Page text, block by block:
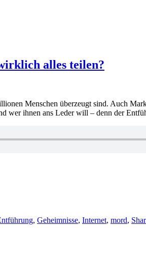
alles teilen?
Menschen überzeugt sind. Auch
wer ihnen ans Leder will – denn der
, Geheimnisse, Internet, mord,